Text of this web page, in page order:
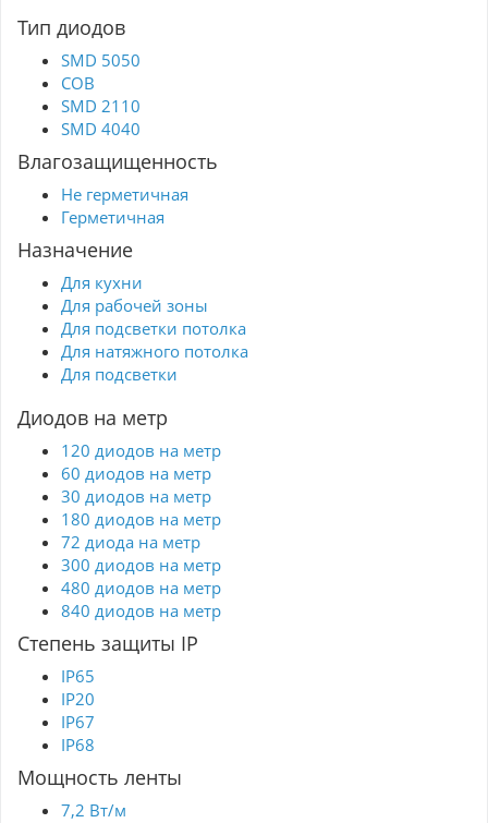
Тип диодов
SMD 5050
COB
SMD 2110
SMD 4040
Влагозащищенность
Не герметичная
Герметичная
Назначение
Для кухни
Для рабочей зоны
Для подсветки потолка
Для натяжного потолка
Для подсветки
Диодов на метр
120 диодов на метр
60 диодов на метр
30 диодов на метр
180 диодов на метр
72 диода на метр
300 диодов на метр
480 диодов на метр
840 диодов на метр
Степень защиты IP
IP65
IP20
IP67
IP68
Мощность ленты
7,2 Вт/м